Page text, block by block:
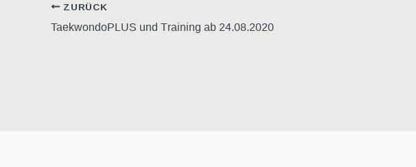
ZURÜCK
TaekwondoPLUS und Training ab 24.08.2020